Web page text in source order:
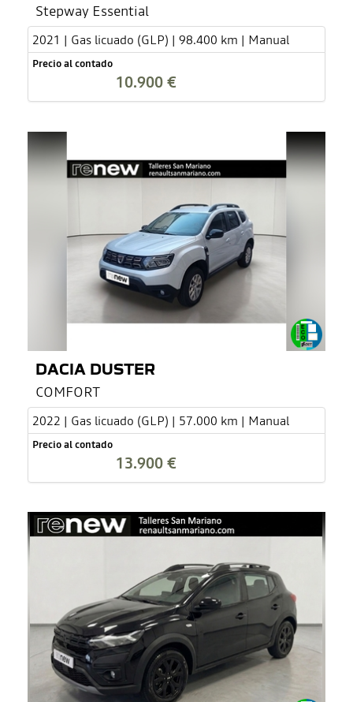
Stepway Essential
2021 | Gas licuado (GLP) | 98.400 km | Manual
Precio al contado
10.900 €
DACIA DUSTER
COMFORT
2022 | Gas licuado (GLP) | 57.000 km | Manual
Precio al contado
13.900 €